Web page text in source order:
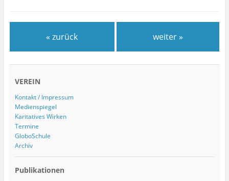
« zurück weiter »
VEREIN
Kontakt / Impressum
Medienspiegel
Karitatives Wirken
Termine
GloboSchule
Archiv
Publikationen